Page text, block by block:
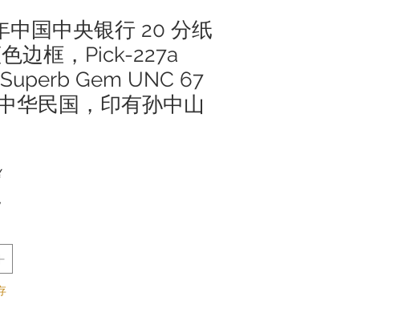
中国中央银行 20 分纸
边框，Pick-227a
Gem UNC 67
华民国，印有孙中山